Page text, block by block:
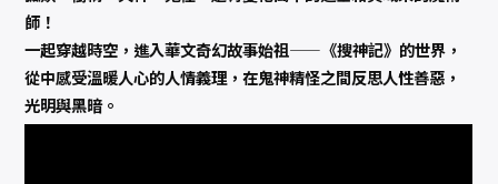
師！
一起穿越時空，進入華文奇幻故事始祖——《搜神記》的世界，
從中感受溫暖人心的人情義理，在鬼神精怪之間反思人性善惡，
光明與黑暗。